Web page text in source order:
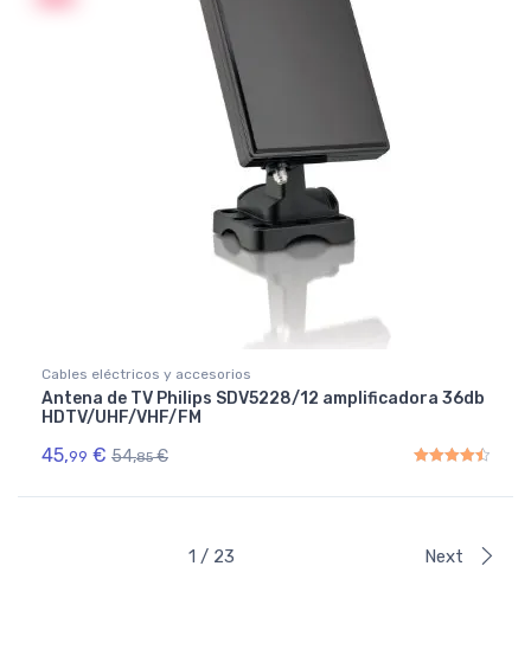
Cables eléctricos y accesorios
Antena de TV Philips SDV5228/12 amplificadora 36db
HDTV/UHF/VHF/FM
45,99 € 54,85 €
1 / 23 Next